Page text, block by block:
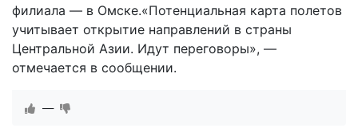
филиала — в Омске.«Потенциальная карта полетов
учитывает открытие направлений в страны
Центральной Азии. Идут переговоры», —
отмечается в сообщении.
—